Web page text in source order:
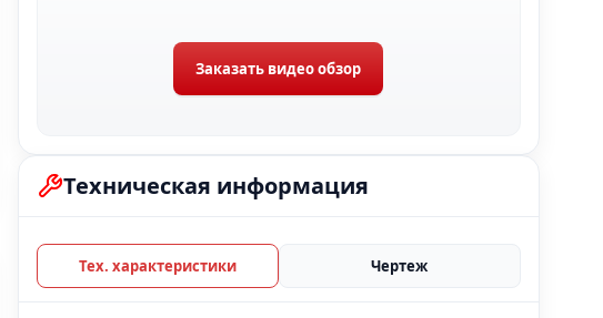
Заказать видео обзор
Техническая информация
Тех. характеристики Чертеж